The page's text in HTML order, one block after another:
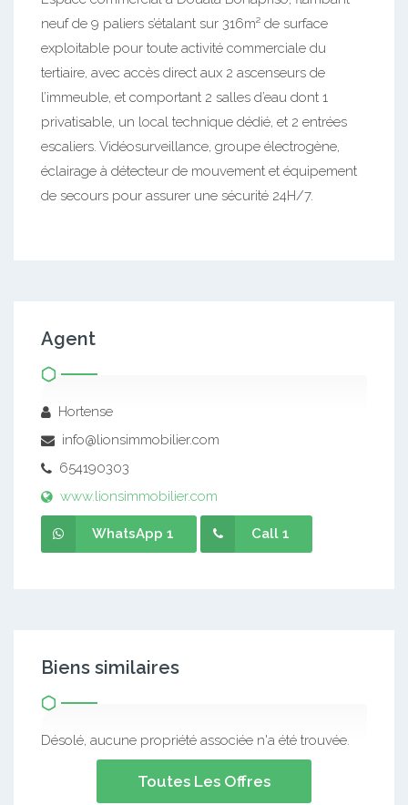
neuf de 9 paliers s’étalant sur 316m² de surface
exploitable pour toute activité commerciale du
tertiaire, avec accès direct aux 2 ascenseurs de
l’immeuble, et comportant 2 salles d’eau dont 1
privatisable, un local technique dédié, et 2 entrées
escaliers. Vidéosurveillance, groupe électrogène,
éclairage à détecteur de mouvement et équipement
de secours pour assurer une sécurité 24H/7.
Agent
Hortense
info@lionsimmobilier.com
654190303
www.lionsimmobilier.com
WhatsApp 1 Call 1
Biens similaires
Désolé, aucune propriété associée n'a été trouvée.
Toutes Les Offres